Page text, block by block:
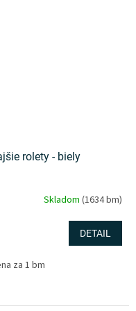
rolety - biely
Skladom (1634 bm)
DETAIL
za 1 bm